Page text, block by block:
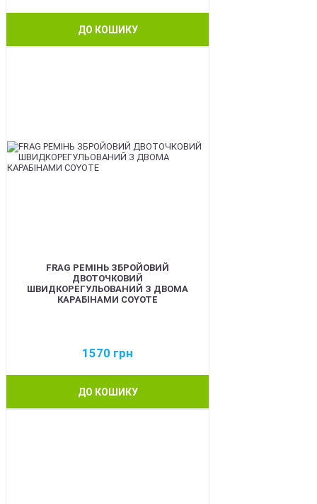
ДО КОШИКУ
FRAG РЕМІНЬ ЗБРОЙОВИЙ
ДВОТОЧКОВИЙ
ШВИДКОРЕГУЛЬОВАНИЙ З ДВОМА
КАРАБІНАМИ COYOTE
1570 грн
ДО КОШИКУ